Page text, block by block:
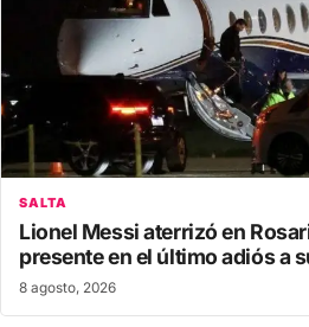
SALTA
Lionel Messi aterrizó en
presente en el último adiós a
8 agosto, 2026